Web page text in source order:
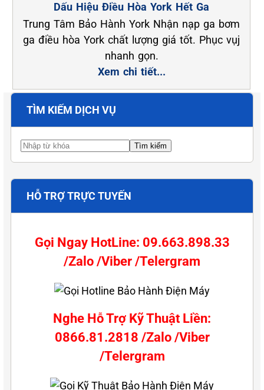
Dấu Hiệu Điều Hòa York Hết Ga
Trung Tâm Bảo Hành York Nhận nạp ga bơm
ga điều hòa York chất lượng giá tốt. Phục vụj
nhanh gọn.
Xem chi tiết...
TÌM KIẾM DỊCH VỤ
HỖ TRỢ TRỰC TUYẾN
Gọi Ngay HotLine: 09.663.898.33
/Zalo /Viber /Telergram
Nghe Hỗ Trợ Kỹ Thuật Liền:
0866.81.2818 /Zalo /Viber
/Telergram